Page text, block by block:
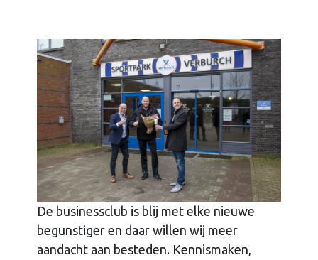
De businessclub is blij met elke nieuwe
begunstiger en daar willen wij meer
aandacht aan besteden. Kennismaken,